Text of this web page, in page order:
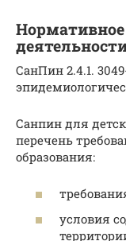
СанПин 2.4.1.
Санпин для
перечень
образования:
условия